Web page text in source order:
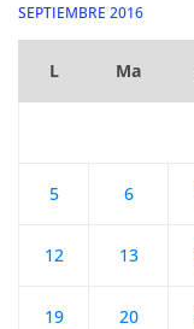
SEPTIEMBRE 2016
L Ma
5 6
12 13
19 20